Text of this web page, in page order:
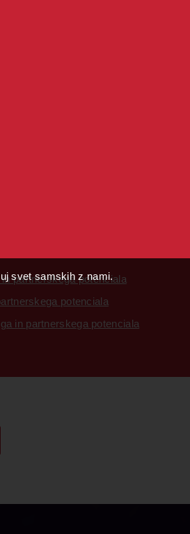
partnerskega potenciala
potenciala
in partnerskega potenciala
svet samskih z nami.